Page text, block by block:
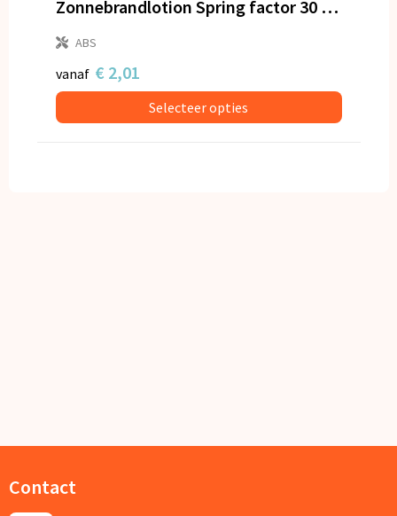
Zonnebrandlotion Spring factor 30 20ml
ABS
vanaf € 2,01
Selecteer opties
Contact